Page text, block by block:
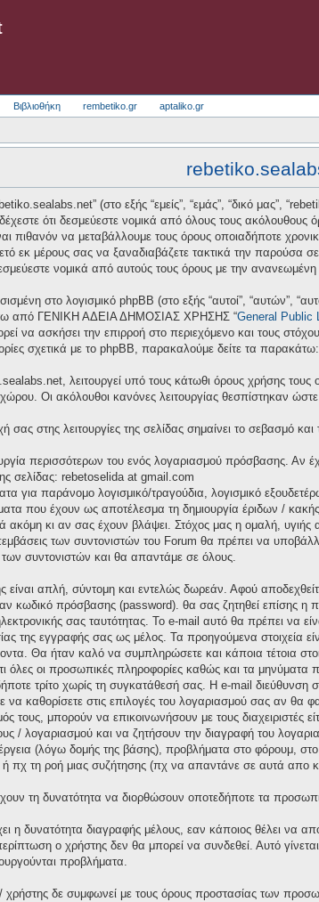
Βιβλιοθήκη rembetiko.gr aptaliko.gr
(στο εξής “εμείς”, “εμάς”, “δικό μας”,
ότι δεσμεύεστε νομικά από όλους τους ακόλουθους
πιθανόν να μεταβάλλουμε τους όρους οποιαδήποτε
εκ μέρους σας να ξαναδιαβάζετε τακτικά την παρούσα
νομικά από αυτούς τους όρους με την
στο λογισμικό phpBB (στο εξής “αυτοί”, “αυτών”,
από ΓΕΝΙΚΗ ΑΔΕΙΑ ΔΗΜΟΣΙΑΣ ΧΡΗΣΗΣ “General Public
να ασκήσει την επιρροή στο περιεχόμενο και τους
σχετικά με το phpBB, παρακαλούμε δείτε τα παρακάτω:
λειτουργεί υπό τους κάτωθι όρους χρήσης τους
Οι ακόλουθοι κανόνες λειτουργίας θεσπίστηκαν
σας στης λειτουργίες της σελίδας σημαίνει το σεβασμό
περισσότερων του ενός λογαριασμού πρόσβασης.
σελίδας: rebetoselida at gmail.com
για παράνομο λογισμικό/τραγούδια, λογισμικό
που έχουν ως αποτέλεσμα τη δημιουργία έριδων /
κι αν σας έχουν βλάψει. Στόχος μας η ομαλή,
των συντονιστών του Forum θα πρέπει να
συντονιστών και θα απαντάμε σε όλους.
είναι απλή, σύντομη και εντελώς δωρεάν. Αφού
κωδικό πρόσβασης (password). θα σας ζητηθεί επίσης η
σας ταυτότητας. Το e-mail αυτό θα πρέπει να
της εγγραφής σας ως μέλος. Τα προηγούμενα στοιχεία
Θα ήταν καλό να συμπληρώσετε και κάποια τέτοια
όλες οι προσωπικές πληροφορίες καθώς και τα
τρίτο χωρίς τη συγκατάθεσή σας. Η e-mail
να καθορίσετε στις επιλογές του λογαριασμού σας αν θα
τους, μπορούν να επικοινωνήσουν με τους
/ λογαριασμού και να ζητήσουν την διαγραφή του
(λόγω δομής της βάσης), προβλήματα στο φόρουμ,
ή πχ τη ροή μιας συζήτησης (πχ να απαντάνε σε αυτά απο
τη δυνατότητα να διορθώσουν οποτεδήποτε τα
η δυνατότητα διαγραφής μέλους, εαν κάποιος θέλει να
ο χρήστης δεν θα μπορεί να συνδεθεί. Αυτό
προβλήματα.
χρήστης δε συμφωνεί με τους όρους προστασίας των